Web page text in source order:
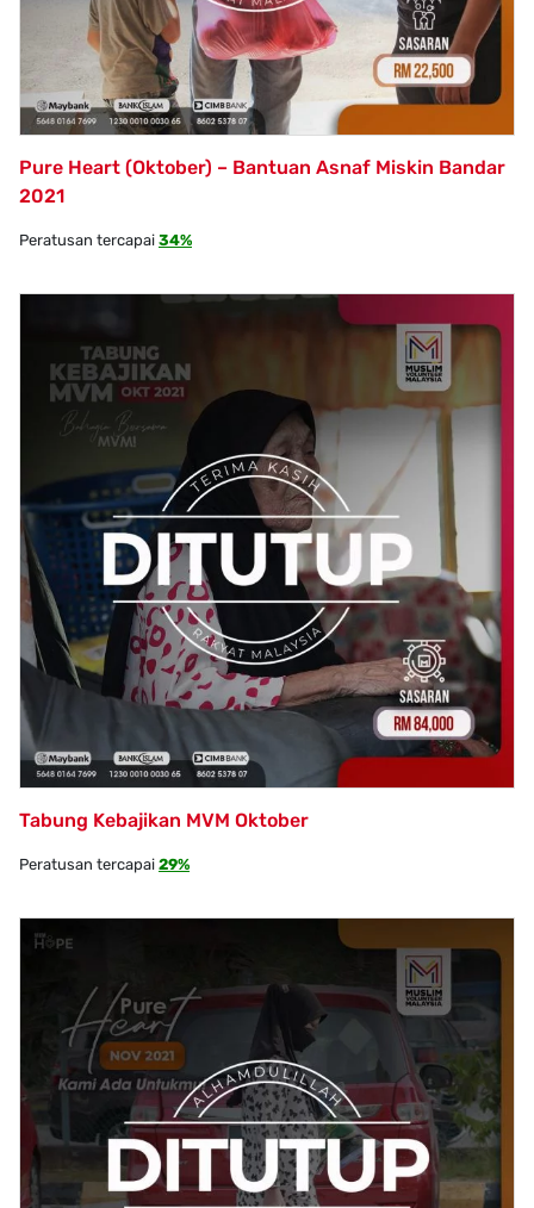
Pure Heart (Oktober) – Bantuan Asnaf Miskin Bandar
2021
Peratusan tercapai 34%
Tabung Kebajikan MVM Oktober
Peratusan tercapai 29%